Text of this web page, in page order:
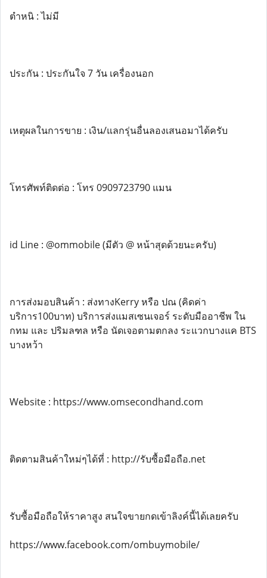
ตำหนิ : ไม่มี
ประกัน : ประกันใจ 7 วัน เครื่องนอก
เหตุผลในการขาย : เงิน/แลกรุ่นอื่นลองเสนอมาได้ครับ
โทรศัพท์ติดต่อ : โทร 0909723790 แมน
id Line : @ommobile (มีตัว @ หน้าสุดด้วยนะครับ)
การส่งมอบสินค้า : ส่งทางKerry หรือ ปณ (คิดค่า
บริการ100บาท) บริการส่งแมสเซนเจอร์ ระดับมืออาชีพ ใน
กทม และ ปริมลฑล หรือ นัดเจอตามตกลง ระแวกบางแค BTS
บางหว้า
Website : https://www.omsecondhand.com
ติดตามสินค้าใหม่ๆได้ที่ : http://รับซื้อมือถือ.net
รับซื้อมือถือให้ราคาสูง สนใจขายกดเข้าลิงค์นี้ได้เลยครับ
https://www.facebook.com/ombuymobile/